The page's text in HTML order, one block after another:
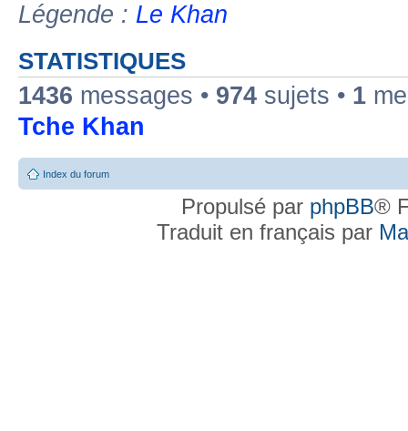
Légende : Le Khan
STATISTIQUES
1436 messages • 974 sujets • 1
Tche Khan
Index du forum
Propulsé par phpBB®
Traduit en français par